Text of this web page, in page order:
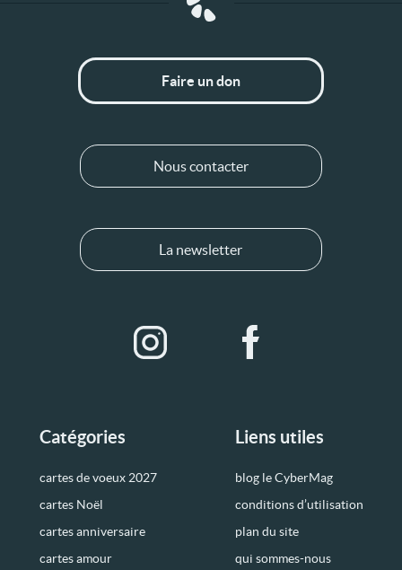
Catégories
cartes de voeux 2027
cartes Noël
cartes anniversaire
cartes amour
Liens utiles
blog le CyberMag
conditions d’utilisation
plan du site
qui sommes-nous
Faire un don
Nous contacter
La newsletter